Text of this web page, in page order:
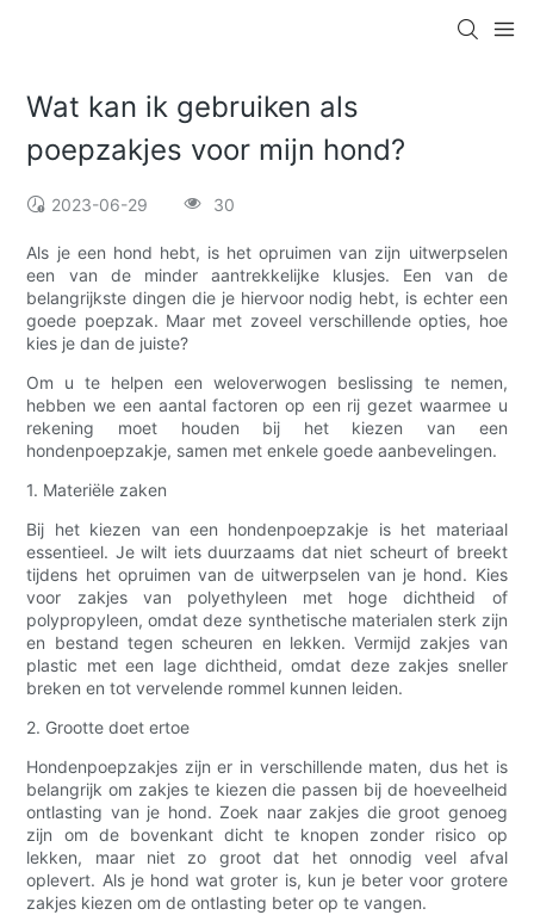
Wat kan ik gebruiken als
poepzakjes voor mijn hond?
2023-06-29 30
Als je een hond hebt, is het opruimen van zijn uitwerpselen
een van de minder aantrekkelijke klusjes. Een van de
belangrijkste dingen die je hiervoor nodig hebt, is echter een
goede poepzak. Maar met zoveel verschillende opties, hoe
kies je dan de juiste?
Om u te helpen een weloverwogen beslissing te nemen,
hebben we een aantal factoren op een rij gezet waarmee u
rekening moet houden bij het kiezen van een
hondenpoepzakje, samen met enkele goede aanbevelingen.
1. Materiële zaken
Bij het kiezen van een hondenpoepzakje is het materiaal
essentieel. Je wilt iets duurzaams dat niet scheurt of breekt
tijdens het opruimen van de uitwerpselen van je hond. Kies
voor zakjes van polyethyleen met hoge dichtheid of
polypropyleen, omdat deze synthetische materialen sterk zijn
en bestand tegen scheuren en lekken. Vermijd zakjes van
plastic met een lage dichtheid, omdat deze zakjes sneller
breken en tot vervelende rommel kunnen leiden.
2. Grootte doet ertoe
Hondenpoepzakjes zijn er in verschillende maten, dus het is
belangrijk om zakjes te kiezen die passen bij de hoeveelheid
ontlasting van je hond. Zoek naar zakjes die groot genoeg
zijn om de bovenkant dicht te knopen zonder risico op
lekken, maar niet zo groot dat het onnodig veel afval
oplevert. Als je hond wat groter is, kun je beter voor grotere
zakjes kiezen om de ontlasting beter op te vangen.